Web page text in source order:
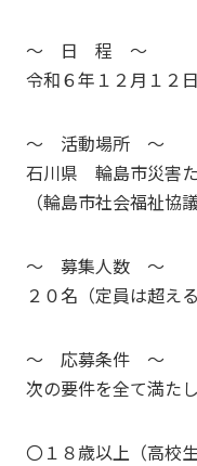
～ 日 程 ～
令和６年１２月１２
～ 活動場所 ～
石川県 輪島市災害
（輪島市社会福祉協
～ 募集人数 ～
２０名（定員は超え
～ 応募条件 ～
次の要件を全て満た
〇１８歳以上（高校